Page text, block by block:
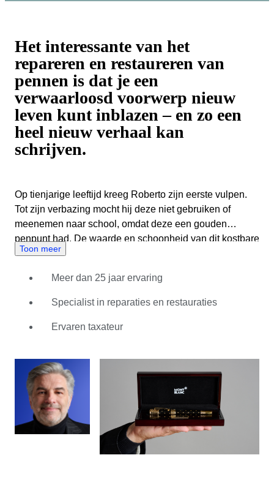
Het interessante van het
repareren en restaureren van
pennen is dat je een
verwaarloosd voorwerp nieuw
leven kunt inblazen – en zo een
heel nieuw verhaal kan
schrijven.
Op tienjarige leeftijd kreeg Roberto zijn eerste vulpen.
Tot zijn verbazing mocht hij deze niet gebruiken of
meenemen naar school, omdat deze een gouden
penpunt had. De waarde en schoonheid van dit kostbare
schrijfinstrument zouden hem jarenlang inspireren en
struinde markten af op zoek naar interessante pennen,
vaak in het gezelschap van even opmerkelijke
tijdperk zonder internet of zelfs gespecialiseerde boeken
tijd dat penbeurzen werden georganiseerd en online
handel ontstond, had Roberto zoveel ervaring en kennis
opgebouwd dat zijn succesvolle handelsbedrijf meteen
van start ging. Met een netwerk van de grootste experts
en verzamelaars in de branche heeft Roberto naar
schatting 19.000 pennen en 3.000 aanstekers verkocht
Toon meer
Meer dan 25 jaar ervaring
Specialist in reparaties en restauraties
Ervaren taxateur